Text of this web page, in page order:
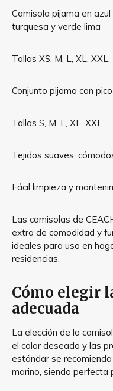
Camisola pijama en
turquesa y verde lima
Tallas XS, M, L, XL,
Conjunto pijama con
Tallas S, M, L, XL, XXL
Tejidos suaves,
Fácil limpieza y
Las camisolas de
extra de comodidad y
ideales para uso en
residencias.
Cómo elegir
adecuada
La elección de la
el color deseado y las
estándar se
marino, siendo perfecta